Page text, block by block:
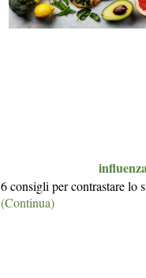
6 consigli per contrastare lo
(Continua)